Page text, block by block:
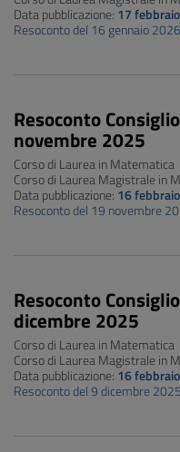
Data pubblicazione: 17
Resoconto del 16 gennaio 2026
Resoconto
novembre 2025
Corso di Laurea in Matematica
Corso di Laurea Magistrale in
Data pubblicazione: 16
Resoconto del 19 novembre
Resoconto
dicembre 2025
Corso di Laurea in Matematica
Corso di Laurea Magistrale in
Data pubblicazione: 16
Resoconto del 9 dicembre 2025